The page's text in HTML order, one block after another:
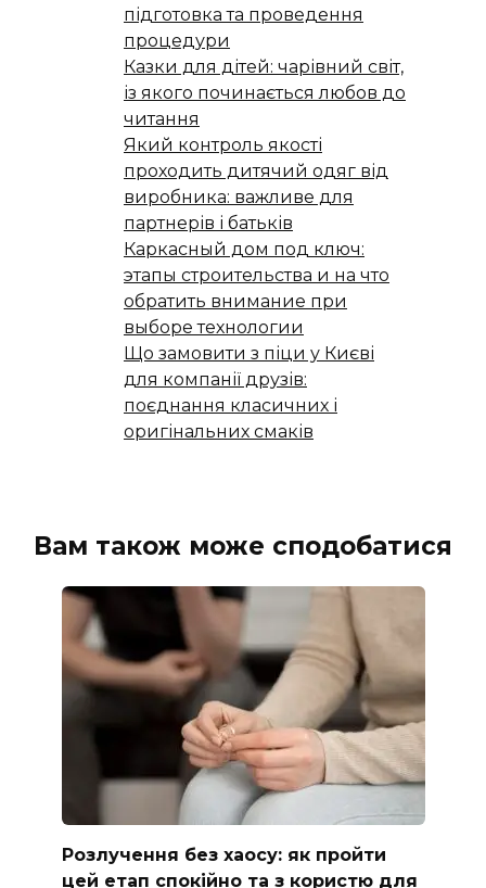
підготовка та проведення
процедури
Казки для дітей: чарівний світ,
із якого починається любов до
читання
Який контроль якості
проходить дитячий одяг від
виробника: важливе для
партнерів і батьків
Каркасный дом под ключ:
этапы строительства и на что
обратить внимание при
выборе технологии
Що замовити з піци у Києві
для компанії друзів:
поєднання класичних і
оригінальних смаків
Вам також може сподобатися
Розлучення без хаосу: як пройти
цей етап спокійно та з користю для